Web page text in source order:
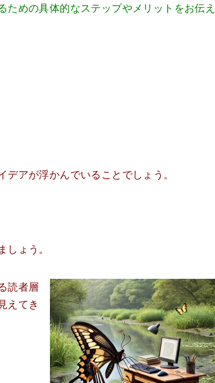
ための具体的なステップやメリットをお伝え
アが浮かんでいることでしょう。
しょう。
読者層
えてき